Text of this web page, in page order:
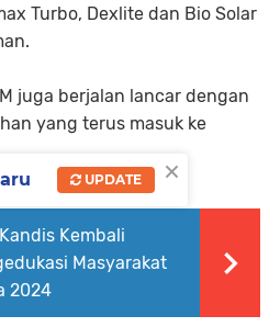
Turbo, Dexlite dan Bio Solar
juga berjalan lancar dengan
yang terus masuk ke
Kembali
Masyarakat
2024
×
UPDATE